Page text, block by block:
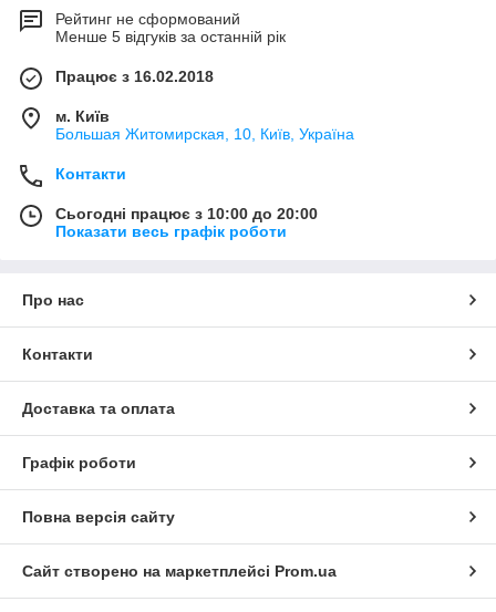
Рейтинг не сформований
Менше 5 відгуків за останній рік
Працює з 16.02.2018
м. Київ
Большая Житомирская, 10, Київ, Україна
Контакти
Сьогодні працює з 10:00 до 20:00
Показати весь графік роботи
Про нас
Контакти
Доставка та оплата
Графік роботи
Повна версія сайту
Сайт створено на маркетплейсі Prom.ua